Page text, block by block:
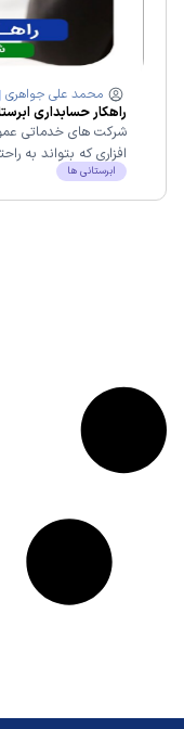
محمد علی جواهری
راهکار حسابداری
خدماتی
شرکت های خدماتی
افزاری که بتواند به
ابرستانی ها